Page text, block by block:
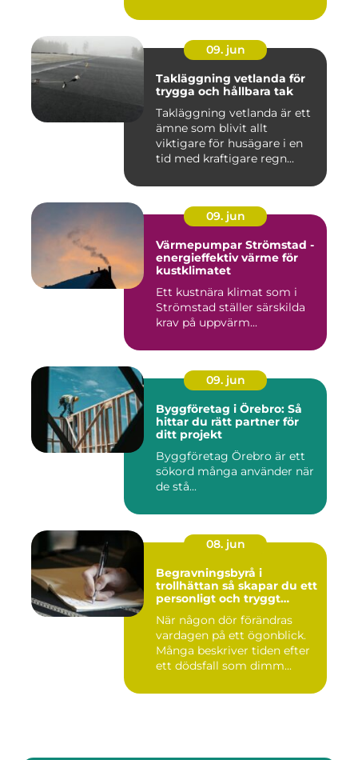
09. jun
Takläggning vetlanda för
trygga och hållbara tak
Takläggning vetlanda är ett
ämne som blivit allt
viktigare för husägare i en
tid med kraftigare regn...
09. jun
Värmepumpar Strömstad -
energieffektiv värme för
kustklimatet
Ett kustnära klimat som i
Strömstad ställer särskilda
krav på uppvärm...
09. jun
Byggföretag i Örebro: Så
hittar du rätt partner för
ditt projekt
Byggföretag Örebro är ett
sökord många använder när
de stå...
08. jun
Begravningsbyrå i
trollhättan så skapar du ett
personligt och tryggt
När någon dör förändras
vardagen på ett ögonblick.
Många beskriver tiden efter
ett dödsfall som dimm...